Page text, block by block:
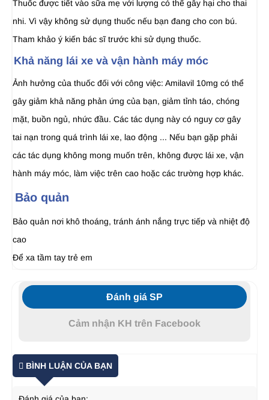
Thuốc được tiết vào sữa mẹ với lượng có thể gây hại cho thai
nhi. Vì vậy không sử dụng thuốc nếu bạn đang cho con bú.
Tham khảo ý kiến bác sĩ trước khi sử dụng thuốc.
Khả năng lái xe và vận hành máy móc
Ảnh hưởng của thuốc đối với công việc: Amilavil 10mg có thể
gây giảm khả năng phản ứng của bạn, giảm tỉnh táo, chóng
mặt, buồn ngủ, nhức đầu. Các tác dụng này có nguy cơ gây
tai nạn trong quá trình lái xe, lao động ... Nếu bạn gặp phải
các tác dụng không mong muốn trên, không được lái xe, vận
hành máy móc, làm việc trên cao hoặc các trường hợp khác.
Bảo quản
Bảo quản nơi khô thoáng, tránh ánh nắng trực tiếp và nhiệt độ
cao
Để xa tầm tay trẻ em
Đánh giá SP
Cảm nhận KH trên Facebook
BÌNH LUẬN CỦA BẠN